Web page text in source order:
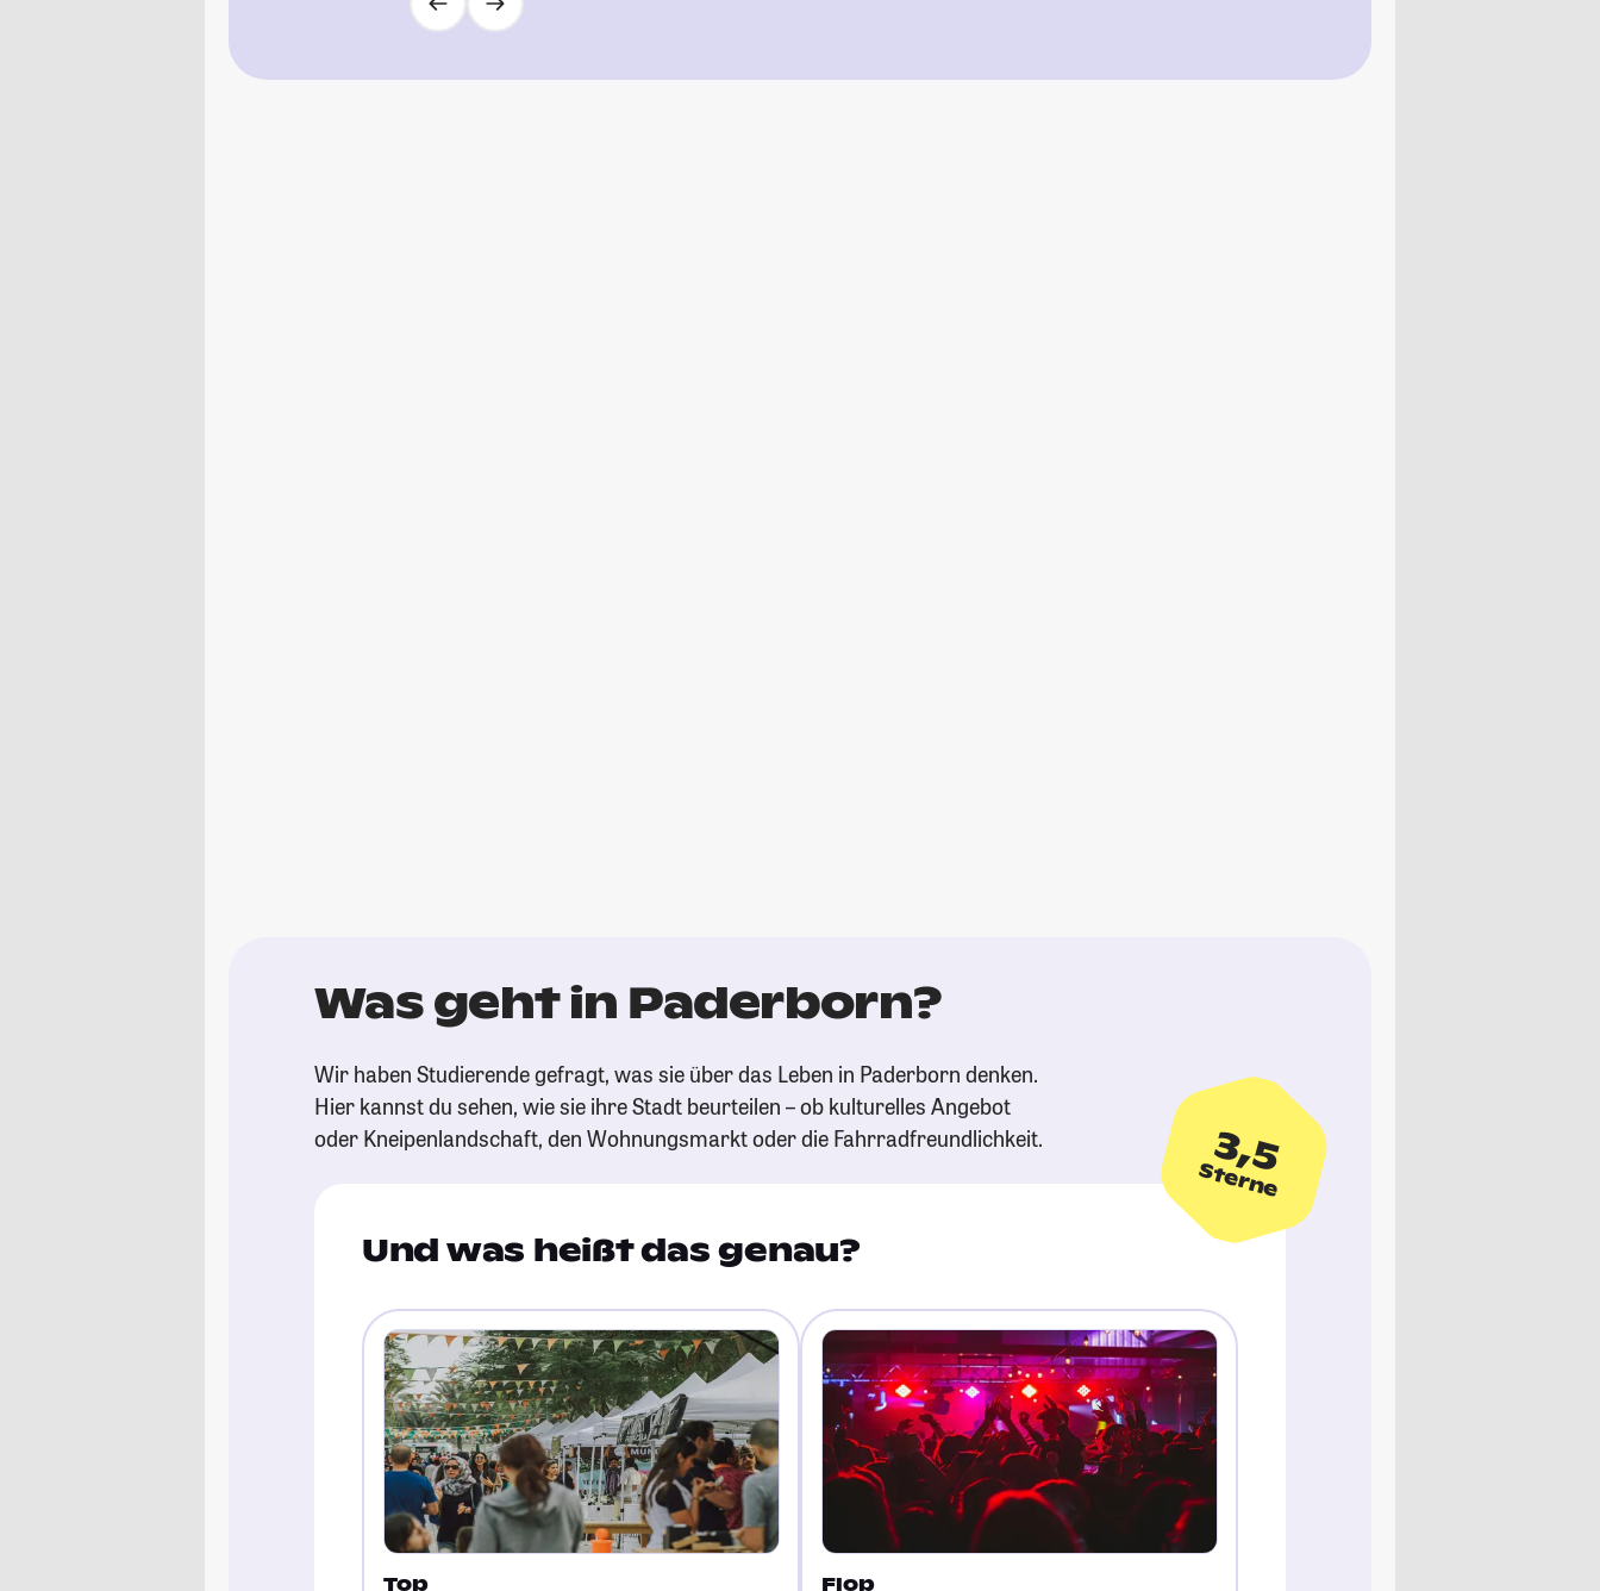
Was geht in Paderborn?
Wir haben Studierende gefragt, was sie über das Leben in Paderborn denken.
Hier kannst du sehen, wie sie ihre Stadt beurteilen – ob kulturelles Angebot
oder Kneipenlandschaft, den Wohnungsmarkt oder die Fahrradfreundlichkeit.
3,5
Sterne
Und was heißt das genau?
Top Flop